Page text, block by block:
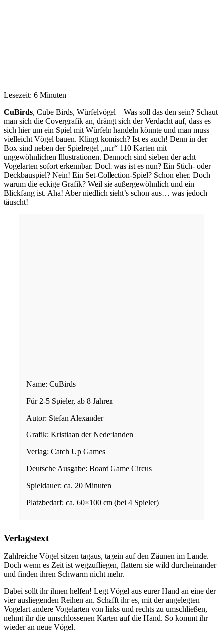
Lesezeit: 6 Minuten
CuBirds, Cube Birds, Würfelvögel – Was soll das den sein? Schaut
man sich die Covergrafik an, drängt sich der Verdacht auf, dass es
sich hier um ein Spiel mit Würfeln handeln könnte und man muss
vielleicht Vögel bauen. Klingt komisch? Ist es auch! Denn in der
Box sind neben der Spielregel „nur“ 110 Karten mit
ungewöhnlichen Illustrationen. Dennoch sind sieben der acht
Vogelarten sofort erkennbar. Doch was ist es nun? Ein Stich- oder
Deckbauspiel? Nein! Ein Set-Collection-Spiel? Schon eher. Doch
warum die eckige Grafik? Weil sie außergewöhnlich und ein
Blickfang ist. Aha! Aber niedlich sieht’s schon aus… was jedoch
täuscht!
Name: CuBirds
Für 2-5 Spieler, ab 8 Jahren
Autor: Stefan Alexander
Grafik: Kristiaan der Nederlanden
Verlag: Catch Up Games
Deutsche Ausgabe: Board Game Circus
Spieldauer: ca. 20 Minuten
Platzbedarf: ca. 60×100 cm (bei 4 Spieler)
Verlagstext
Zahlreiche Vögel sitzen tagaus, tagein auf den Zäunen im Lande.
Doch wenn es Zeit ist wegzufliegen, flattern sie wild durcheinander
und finden ihren Schwarm nicht mehr.
Dabei sollt ihr ihnen helfen! Legt Vögel aus eurer Hand an eine der
vier ausliegenden Reihen an. Schafft ihr es, mit der angelegten
Vogelart andere Vogelarten von links und rechts zu umschließen,
nehmt ihr die umschlossenen Karten auf die Hand. So kommt ihr
wieder an neue Vögel.